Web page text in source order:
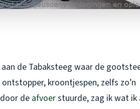
de Tabaksteeg waar de
kroontjespen, zelfs zo’n
de afvoerstuurde, zag ik wat ik